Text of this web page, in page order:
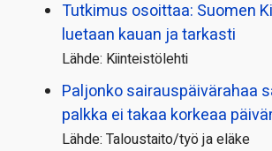
Tutkimus osoittaa: Suomen
luetaan kauan ja tarkasti
Lähde: Kiinteistölehti
Paljonko sairauspäivä­rahaa
palkka ei takaa korkeaa
Lähde: Taloustaito/työ ja eläke